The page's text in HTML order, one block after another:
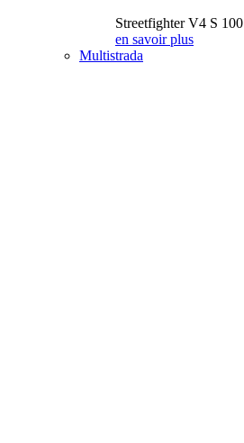
Streetfighter V4 S 100
en savoir plus
Multistrada